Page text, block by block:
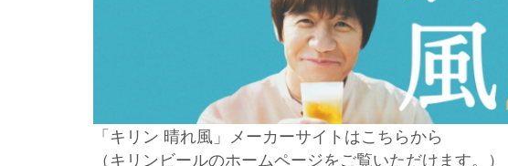
「キリン 晴れ風」メーカーサイトはこちらから
（キリンビールのホームページをご覧いただけます。）